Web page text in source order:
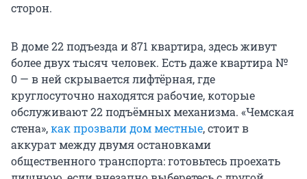
сторон.
В доме 22 подъезда и 871 квартира, здесь живут
более двух тысяч человек. Есть даже квартира №
0 — в ней скрывается лифтёрная, где
круглосуточно находятся рабочие, которые
обслуживают 22 подъёмных механизма. «Чемская
стена»,как прозвали дом местные, стоит в
аккурат между двумя остановками
общественного транспорта: готовьтесь проехать